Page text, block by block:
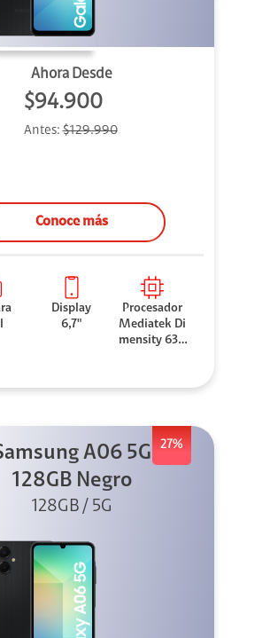
Ahora Desde
$94.900
Antes:$129.990
Conoce más
Display
6,7"
Procesador
Mediatek Di
mensity 630
27%
A06 5G
128GB Negro
128GB / 5G